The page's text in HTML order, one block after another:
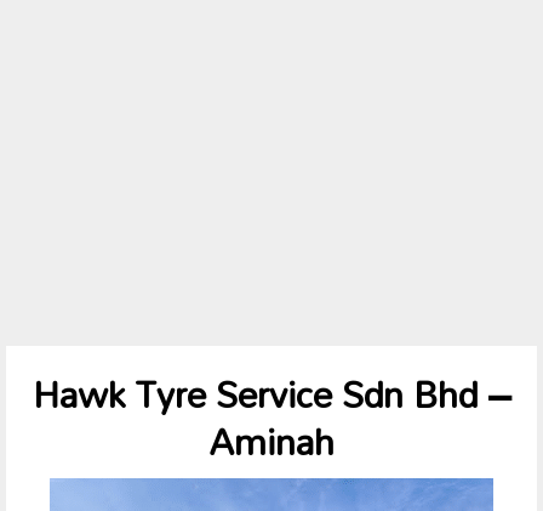
Hawk Tyre Service Sdn Bhd –
Aminah